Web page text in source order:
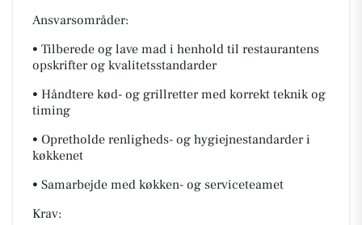
Ansvarsområder:
• Tilberede og lave mad i henhold til restaurantens
opskrifter og kvalitetsstandarder
• Håndtere kød- og grillretter med korrekt teknik og
timing
• Opretholde renligheds- og hygiejnestandarder i
køkkenet
• Samarbejde med køkken- og serviceteamet
Krav: